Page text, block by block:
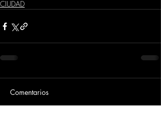
CIUDAD
Comentarios